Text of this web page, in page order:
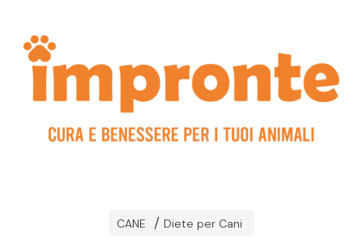
CANE Diete per Cani